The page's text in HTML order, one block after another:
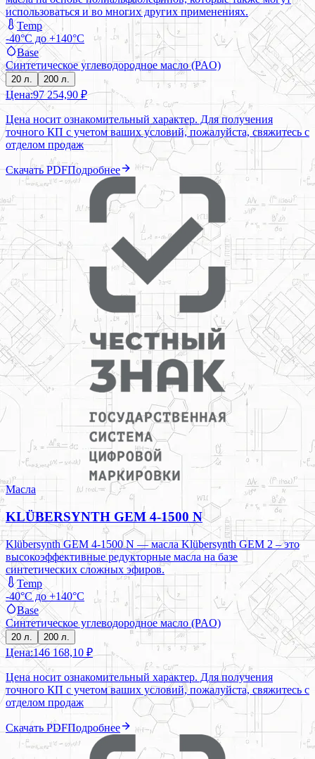
использоваться и во многих других применениях.
Temp
-40°C до +140°C
Base
Синтетическое углеводородное масло (PAO)
20 л. 200 л.
Цена:97 254,90 ₽
Цена носит ознакомительный характер. Для получения
точного КП с учетом ваших условий, пожалуйста, свяжитесь с
отделом продаж
Скачать PDFПодробнее
Масла
KLÜBERSYNTH GEM 4-1500 N
Klübersynth GEM 4-1500 N — масла Klübersynth GEM 2 – это
высокоэффективные редукторные масла на базе
синтетических сложных эфиров.
Temp
-40°C до +140°C
Base
Синтетическое углеводородное масло (PAO)
20 л. 200 л.
Цена:146 168,10 ₽
Цена носит ознакомительный характер. Для получения
точного КП с учетом ваших условий, пожалуйста, свяжитесь с
отделом продаж
Скачать PDFПодробнее